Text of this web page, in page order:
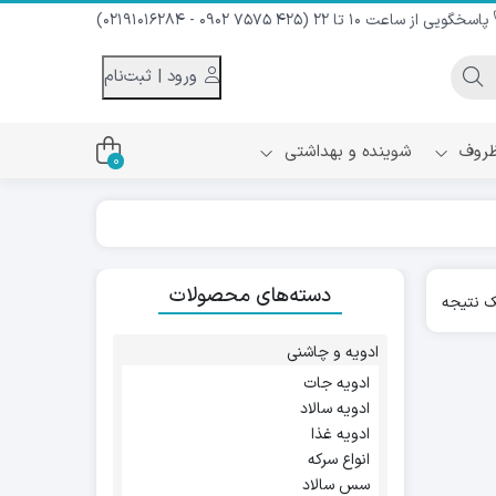
پاسخگویی از ساعت 10 تا 22 (425 7575 0902 - 02191016284)
سرد
شوینده و بهداشتی 0
نتیجه دسته‌های محصولات
ادویه و چاشنی
ادویه جات
ادویه سالاد
ادویه غذا
انواع سرکه
سس سالاد